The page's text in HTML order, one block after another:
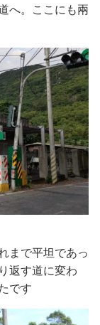
へ。ここにも兩
まで平坦であっ
返す道に変わ
です